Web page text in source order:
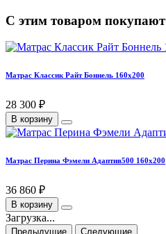
С этим товаром покупают
Матрас Классик Райт Боннель 160х200
28 300 ₽
В корзину
Матрас Перина Фэмели Адаптив500 160х200
36 860 ₽
В корзину
Загрузка...
Предыдущие Следующие